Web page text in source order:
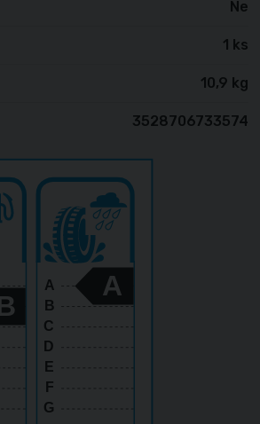
Ne
1 ks
10,9 kg
3528706733574
A
B
C
D
E
F
G
A